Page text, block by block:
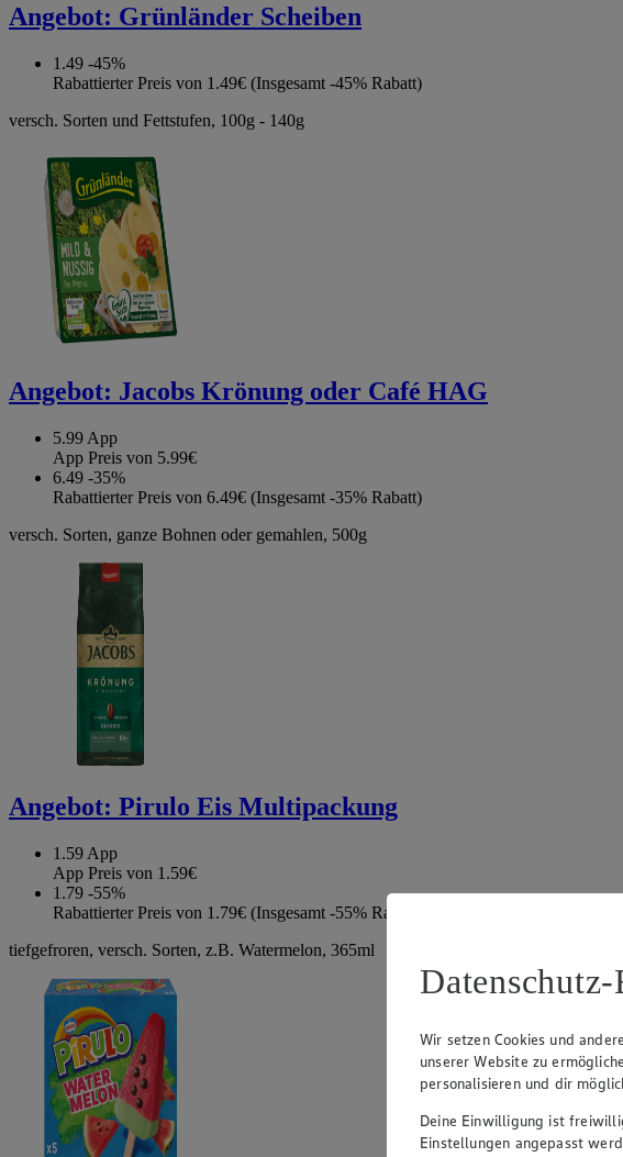
Angebot: Grünländer Scheiben
1.49 -45%
Rabattierter Preis von 1.49€ (Insgesamt -45% Rabatt)
versch. Sorten und Fettstufen, 100g - 140g
Angebot: Jacobs Krönung oder Café HAG
5.99 App
App Preis von 5.99€
6.49 -35%
Rabattierter Preis von 6.49€ (Insgesamt -35% Rabatt)
versch. Sorten, ganze Bohnen oder gemahlen, 500g
Angebot: Pirulo Eis Multipackung
1.59 App
App Preis von 1.59€
1.79 -55%
Rabattierter Preis von 1.79€ (Insgesamt -55% Rabatt)
tiefgefroren, versch. Sorten, z.B. Watermelon, 365ml
Wir setzen Cookies und
unserer Website zu
personalisieren und dir
Deine Einwilligung ist
Einstellungen angepasst